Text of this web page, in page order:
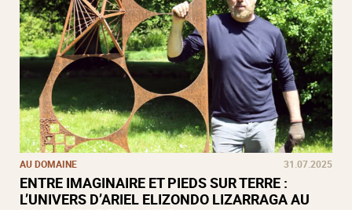
AU DOMAINE 31.07.2025
ENTRE IMAGINAIRE ET PIEDS SUR TERRE :
L’UNIVERS D’ARIEL ELIZONDO LIZARRAGA AU